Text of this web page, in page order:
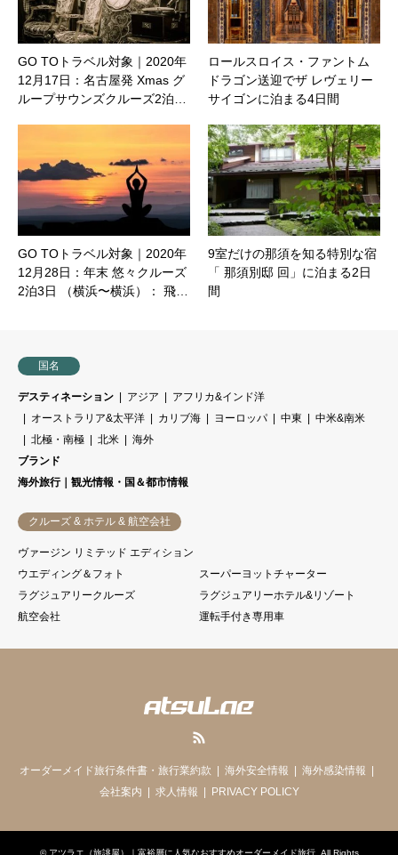
GO TOトラベル対象｜2020年
12月17日：名古屋発 Xmas グ
ループサウンズクルーズ2泊…
ロールスロイス・ファントム
ドラゴン送迎でザ レヴェリー
サイゴンに泊まる4日間
GO TOトラベル対象｜2020年
12月28日：年末 悠々クルーズ
2泊3日 （横浜〜横浜）： 飛…
9室だけの那須を知る特別な宿
「 那須別邸 回」に泊まる2日
間
国名
デスティネーション アジア
アフリカ&インド洋
オーストラリア&太平洋
カリブ海 ヨーロッパ 中東
中米&南米
北極・南極
北米
海外
ブランド
海外旅行｜観光情報・国＆都市情報
クルーズ & ホテル & 航空会社
ヴァージン リミテッド エディション
ウエディング＆フォト
スーパーヨットチャーター
ラグジュアリークルーズ
ラグジュアリーホテル&リゾート
航空会社
運転手付き専用車
オーダーメイド旅行条件書・旅行業約款 海外安全情報
海外感染情報
会社案内
求人情報 PRIVACY POLICY
© アツラエ（旅誂屋）｜富裕層に人気なおすすめオーダーメイド旅行. All Rights